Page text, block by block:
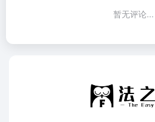
暂无评论...